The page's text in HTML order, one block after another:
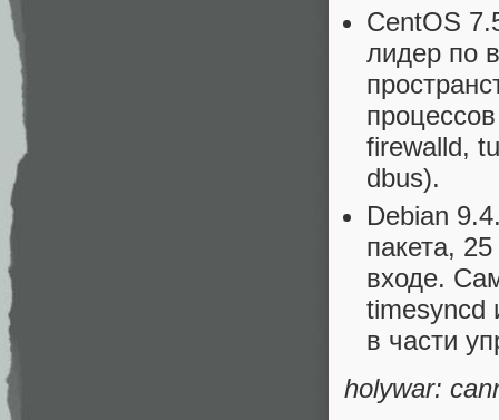
CentOS
лидер по
firewalld,
dbus).
Debian
пакета,
входе.
timesyncd
в части
holywar: